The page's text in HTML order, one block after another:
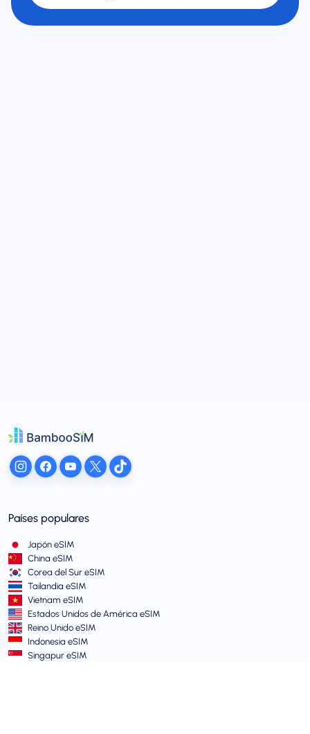
Países populares
Japón eSIM
China eSIM
Corea del Sur eSIM
Tailandia eSIM
Vietnam eSIM
Estados Unidos de América eSIM
Reino Unido eSIM
Indonesia eSIM
Singapur eSIM